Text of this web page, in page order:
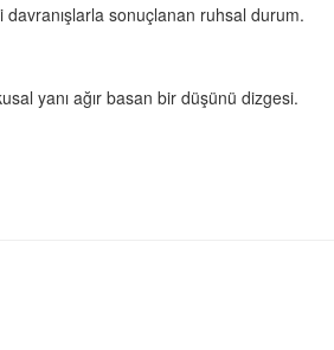
davranışlarla sonuçlanan ruhsal durum.
yanı ağır basan bir düşünü dizgesi.